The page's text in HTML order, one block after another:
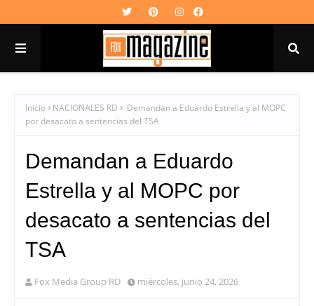
Inicio NACIONALES RD
Demandan a Eduardo Estrella y al MOPC
por desacato a sentencias del TSA
Demandan a Eduardo
Estrella y al MOPC por
desacato a sentencias del
TSA
Fox Media Group RD miércoles, junio 24, 2026